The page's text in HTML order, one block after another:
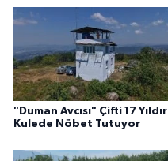
"Duman Avcısı" Çifti 17 Yıldır
Kulede Nöbet Tutuyor